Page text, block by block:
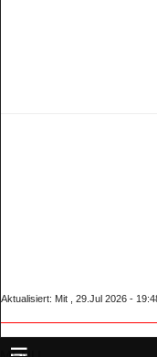
Aktualisiert: Mit , 29.Jul 2026 -